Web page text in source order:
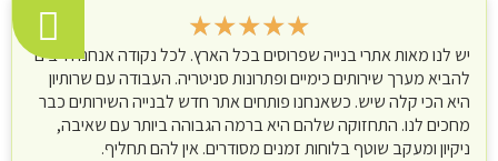
★
★
★
★
★
יש לנו מאות אתרי בנייה שפרוסים בכל הארץ. לכל נקודה אנחנו חייבים
להביא מערך שירותים כימיים ופתרונות סניטריה. העבודה עם שרותיון
היא הכי קלה שיש. כשאנחנו פותחים אתר חדש לבנייה השירותים כבר
מחכים לנו. התחזוקה שלהם היא ברמה הגבוהה ביותר עם שאיבה,
ניקיון ומעקב שוטף בלוחות זמנים מסודרים. אין להם תחליף.